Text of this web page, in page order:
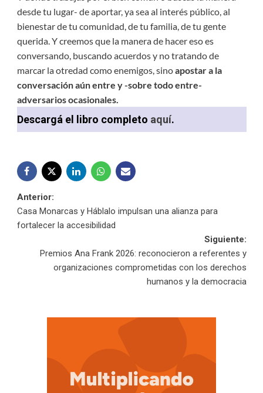
desde tu lugar- de aportar, ya sea al interés público, al
bienestar de tu comunidad, de tu familia, de tu gente
querida. Y creemos que la manera de hacer eso es
conversando, buscando acuerdos y no tratando de
marcar la otredad como enemigos, sinoapostar a la
conversación aún entre y -sobre todo entre-
adversarios ocasionales.
Descargá el libro completo aquí.
Navegación
de
entradas
Anterior:
Casa Monarcas y Háblalo impulsan una alianza para
fortalecer la accesibilidad
Siguiente:
Premios Ana Frank 2026: reconocieron a referentes y
organizaciones comprometidas con los derechos
humanos y la democracia